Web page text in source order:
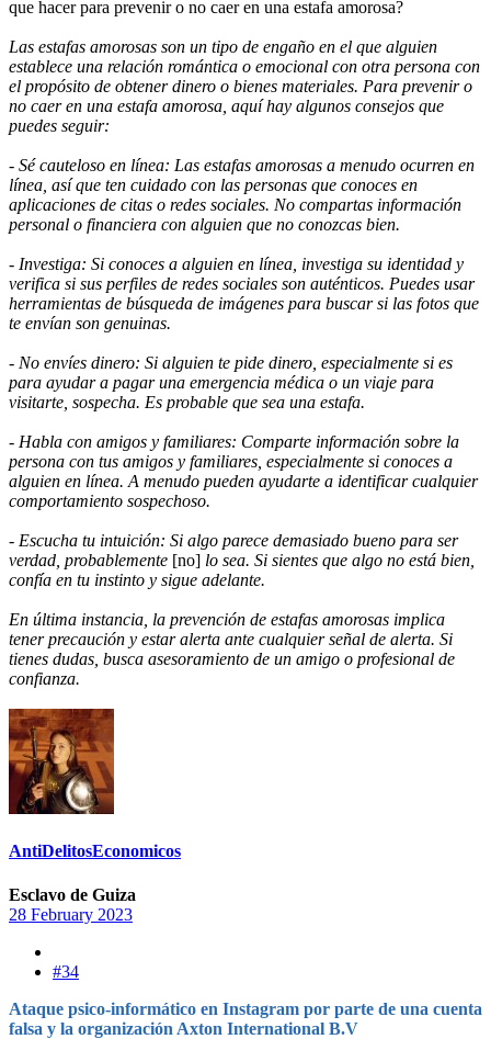
que hacer para prevenir o no caer en una estafa amorosa?
Las estafas amorosas son un tipo de engaño en el que alguien
establece una relación romántica o emocional con otra persona con
el propósito de obtener dinero o bienes materiales. Para prevenir o
no caer en una estafa amorosa, aquí hay algunos consejos que
puedes seguir:
- Sé cauteloso en línea: Las estafas amorosas a menudo ocurren en
línea, así que ten cuidado con las personas que conoces en
aplicaciones de citas o redes sociales. No compartas información
personal o financiera con alguien que no conozcas bien.
- Investiga: Si conoces a alguien en línea, investiga su identidad y
verifica si sus perfiles de redes sociales son auténticos. Puedes usar
herramientas de búsqueda de imágenes para buscar si las fotos que
te envían son genuinas.
- No envíes dinero: Si alguien te pide dinero, especialmente si es
para ayudar a pagar una emergencia médica o un viaje para
visitarte, sospecha. Es probable que sea una estafa.
- Habla con amigos y familiares: Comparte información sobre la
persona con tus amigos y familiares, especialmente si conoces a
alguien en línea. A menudo pueden ayudarte a identificar cualquier
comportamiento sospechoso.
- Escucha tu intuición: Si algo parece demasiado bueno para ser
verdad, probablemente [no] lo sea. Si sientes que algo no está bien,
confía en tu instinto y sigue adelante.
En última instancia, la prevención de estafas amorosas implica
tener precaución y estar alerta ante cualquier señal de alerta. Si
tienes dudas, busca asesoramiento de un amigo o profesional de
confianza.
AntiDelitosEconomicos
Esclavo de Guiza
28 February 2023
#34
Ataque psico-informático en Instagram por parte de una cuenta
falsa y la organización Axton International B.V